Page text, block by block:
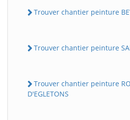
Trouver chantier peinture
Trouver chantier peinture
Trouver chantier peinture
D'EGLETONS